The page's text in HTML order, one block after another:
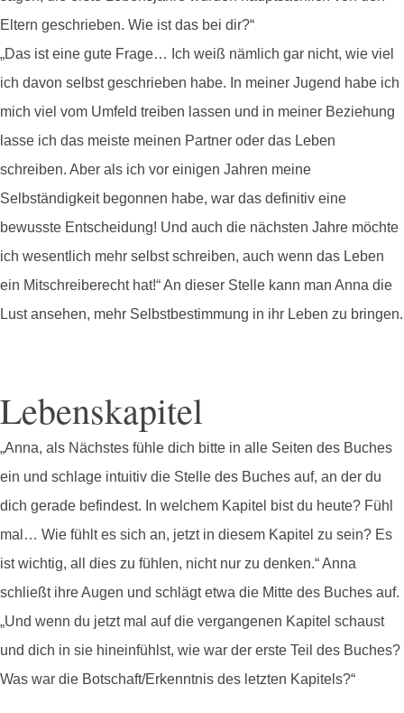
Eltern geschrieben. Wie ist das bei dir?“
„Das ist eine gute Frage… Ich weiß nämlich gar nicht, wie viel
ich davon selbst geschrieben habe. In meiner Jugend habe ich
mich viel vom Umfeld treiben lassen und in meiner Beziehung
lasse ich das meiste meinen Partner oder das Leben
schreiben. Aber als ich vor einigen Jahren meine
Selbständigkeit begonnen habe, war das definitiv eine
bewusste Entscheidung! Und auch die nächsten Jahre möchte
ich wesentlich mehr selbst schreiben, auch wenn das Leben
ein Mitschreiberecht hat!“ An dieser Stelle kann man Anna die
Lust ansehen, mehr Selbstbestimmung in ihr Leben zu bringen.
Lebenskapitel
„Anna, als Nächstes fühle dich bitte in alle Seiten des Buches
ein und schlage intuitiv die Stelle des Buches auf, an der du
dich gerade befindest. In welchem Kapitel bist du heute? Fühl
mal… Wie fühlt es sich an, jetzt in diesem Kapitel zu sein? Es
ist wichtig, all dies zu fühlen, nicht nur zu denken.“ Anna
schließt ihre Augen und schlägt etwa die Mitte des Buches auf.
„Und wenn du jetzt mal auf die vergangenen Kapitel schaust
und dich in sie hineinfühlst, wie war der erste Teil des Buches?
Was war die Botschaft/Erkenntnis des letzten Kapitels?“